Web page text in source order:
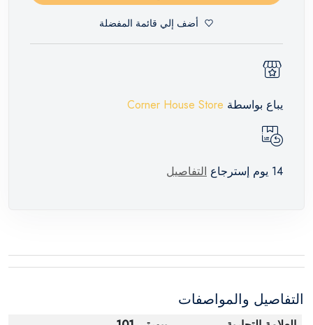
أضف إلي قائمة المفضلة
يباع بواسطة Corner House Store
14 يوم إسترجاع التفاصيل
التفاصيل والمواصفات